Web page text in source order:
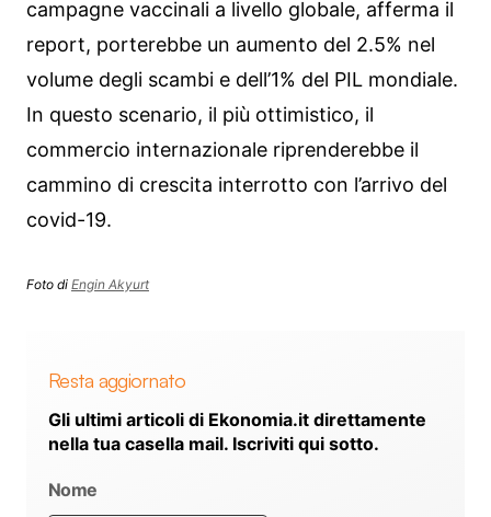
campagne vaccinali a livello globale, afferma il
report, porterebbe un aumento del 2.5% nel
volume degli scambi e dell’1% del PIL mondiale.
In questo scenario, il più ottimistico, il
commercio internazionale riprenderebbe il
cammino di crescita interrotto con l’arrivo del
covid-19.
Foto di Engin Akyurt
Resta aggiornato
Gli ultimi articoli di Ekonomia.it direttamente
nella tua casella mail. Iscriviti qui sotto.
Nome